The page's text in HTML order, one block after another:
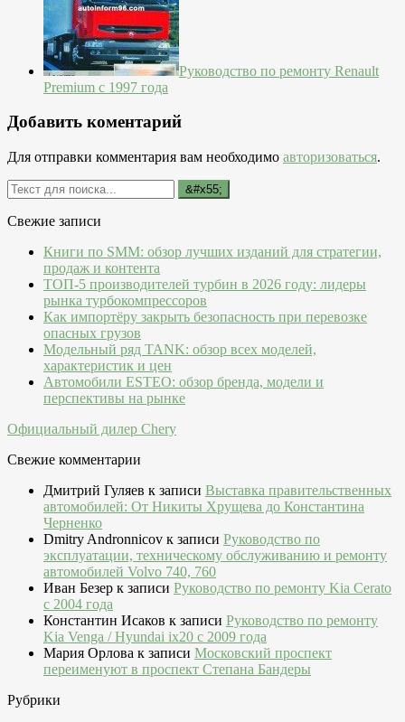
Руководство по ремонту Renault
Premium с 1997 года
Добавить коментарий
Для отправки комментария вам необходимо авторизоваться.
Свежие записи
Книги по SMM: обзор лучших изданий для стратегии,
продаж и контента
ТОП-5 производителей турбин в 2026 году: лидеры
рынка турбокомпрессоров
Как импортёру закрыть безопасность при перевозке
опасных грузов
Модельный ряд TANK: обзор всех моделей,
характеристик и цен
Автомобили ESTEO: обзор бренда, модели и
перспективы на рынке
Официальный дилер Chery
Свежие комментарии
Дмитрий Гуляев к записи Выставка правительственных
автомобилей: От Никиты Хрущева до Константина
Черненко
Dmitry Andronnicov к записи Руководство по
эксплуатации, техническому обслуживанию и ремонту
автомобилей Volvo 740, 760
Иван Безер к записи Руководство по ремонту Kia Cerato
c 2004 года
Константин Исаков к записи Руководство по ремонту
Kia Venga / Hyundai ix20 c 2009 года
Мария Орлова к записи Московский проспект
переименуют в проспект Степана Бандеры
Рубрики